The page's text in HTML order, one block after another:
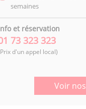
semaines
et réservation
73 323 323
d'un appel local)
Voir